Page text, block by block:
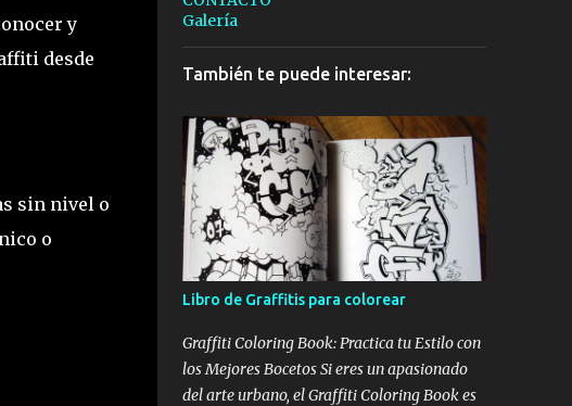
y
desde
sin nivel o
o
Galería
También te puede interesar:
Libro de Graffitis para colorear
Graffiti Coloring Book: Practica tu Estilo con
los Mejores Bocetos Si eres un apasionado
del arte urbano, el Graffiti Coloring Book es